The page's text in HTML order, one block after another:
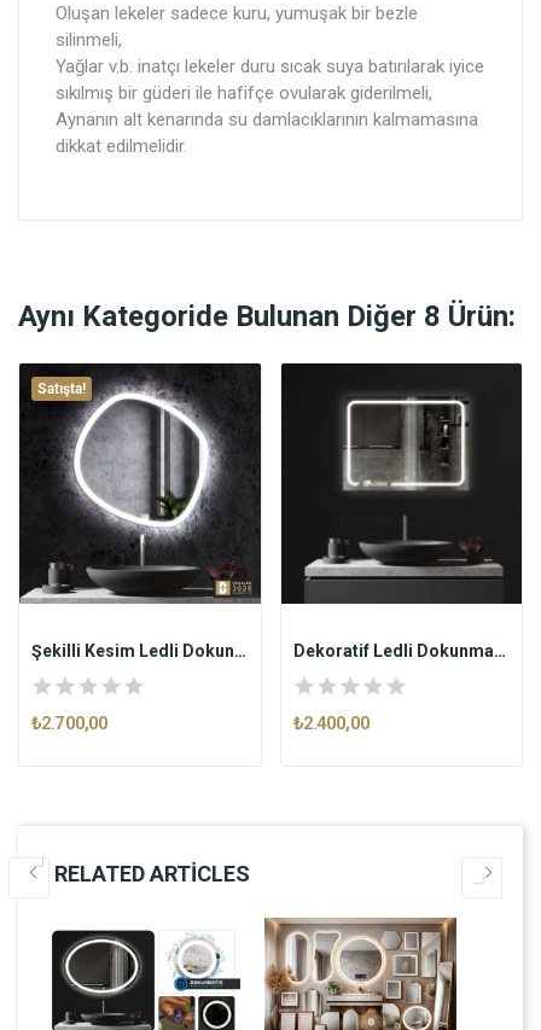
Oluşan lekeler sadece kuru, yumuşak bir bezle
silinmeli,
Yağlar v.b. inatçı lekeler duru sıcak suya batırılarak iyice
sıkılmış bir güderi ile hafifçe ovularak giderilmeli,
Aynanın alt kenarında su damlacıklarının kalmamasına
dikkat edilmelidir.
Aynı Kategoride Bulunan Diğer 8 Ürün:
Satışta!
Şekilli Kesim Ledli Dokunmatik Butonlu...
₺2.700,00
Dekoratif Ledli Dokunmatik Butonlu Ayna LOGOLU
₺2.400,00
RELATED ARTICLES